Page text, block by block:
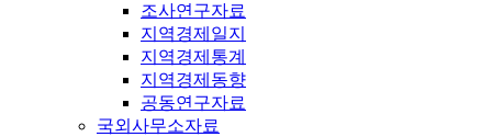
조사연구자료
지역경제일지
지역경제통계
지역경제동향
공동연구자료
국외사무소자료